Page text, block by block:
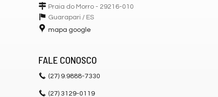
Praia do Morro - 29216-010
Guarapari / ES
mapa google
FALE CONOSCO
(27) 9.9888-7330
(27) 3129-0119